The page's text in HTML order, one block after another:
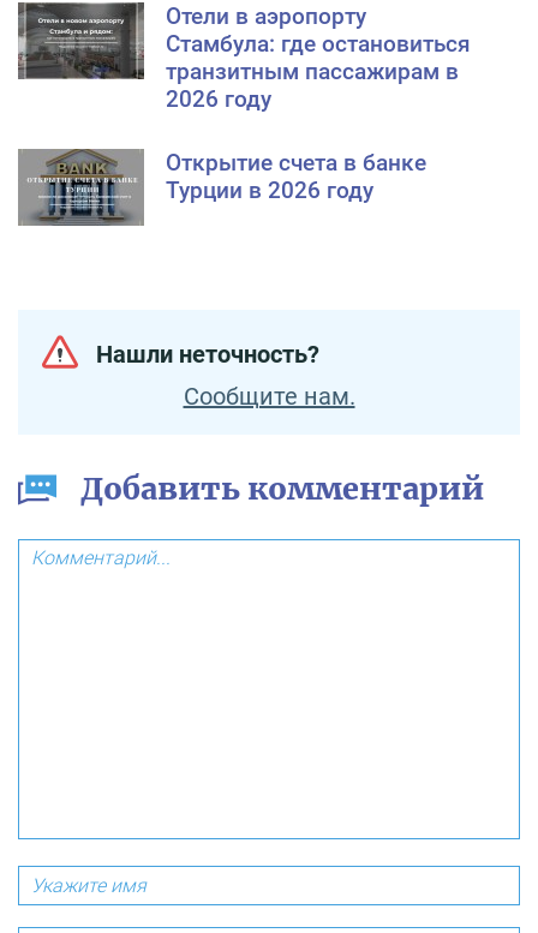
Отели в аэропорту
Стамбула: где остановиться
транзитным пассажирам в
2026 году
Открытие счета в банке
Турции в 2026 году
Нашли неточность?
Сообщите нам.
Добавить комментарий